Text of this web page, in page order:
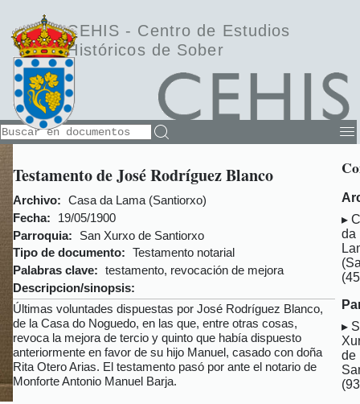
CEHIS - Centro de Estudios
Históricos de Sober
Testamento de José Rodríguez Blanco
Archivo:
Casa da Lama (Santiorxo)
Fecha:
19/05/1900
Parroquia:
San Xurxo de Santiorxo
Tipo de documento:
Testamento notarial
Palabras clave:
testamento, revocación de mejora
Descripcion/sinopsis:
Últimas voluntades dispuestas por José Rodríguez Blanco,
de la Casa do Noguedo, en las que, entre otras cosas,
revoca la mejora de tercio y quinto que había dispuesto
anteriormente en favor de su hijo Manuel, casado con doña
Rita Otero Arias. El testamento pasó por ante el notario de
Monforte Antonio Manuel Barja.
da
de